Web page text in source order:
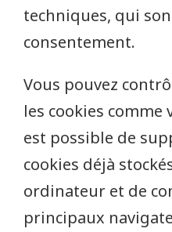
techniques, qui
consentement.
Vous pouvez
les cookies comme
est possible de
cookies déjà
ordinateur et de
principaux